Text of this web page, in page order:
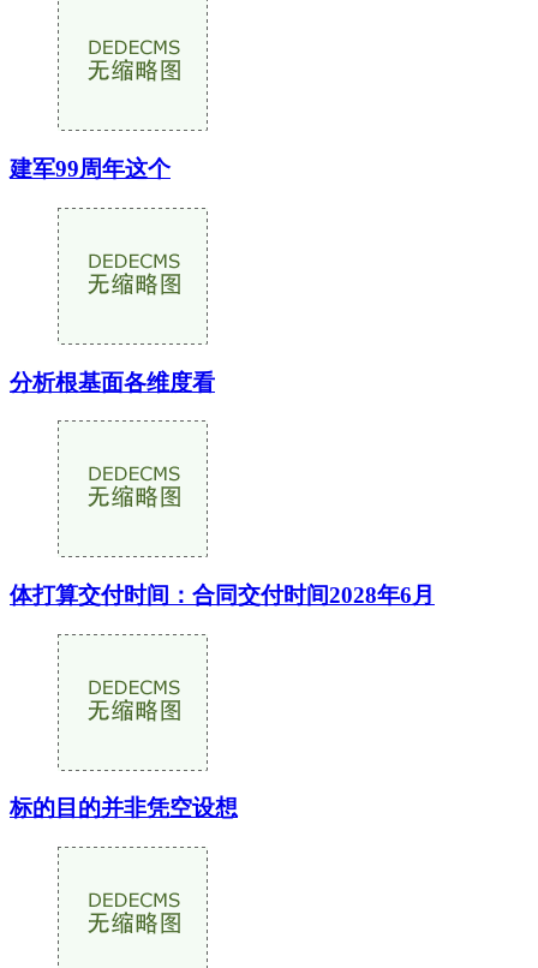
建军99周年这个
分析根基面各维度看
体打算交付时间：合同交付时间2028年6月
标的目的并非凭空设想